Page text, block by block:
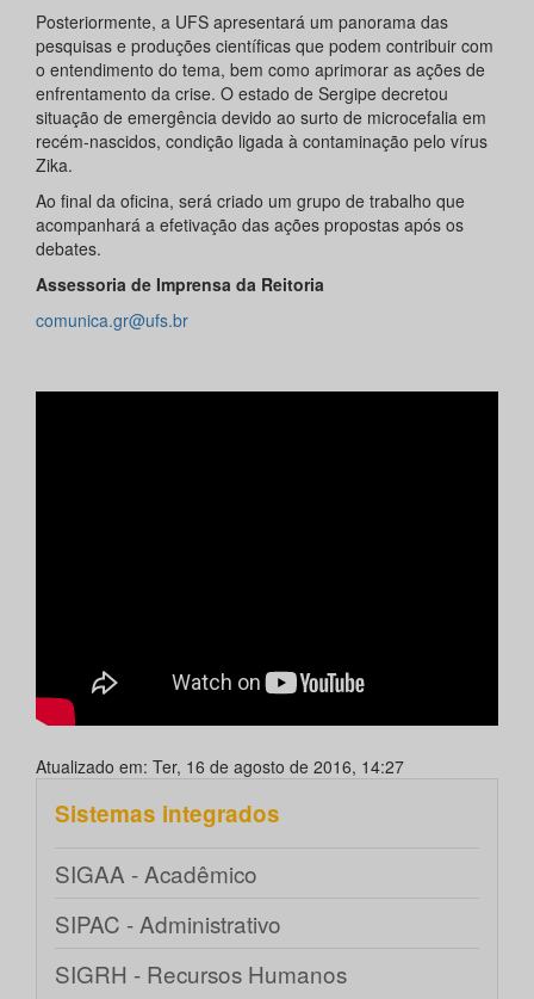
Posteriormente, a UFS apresentará um panorama das
pesquisas e produções científicas que podem contribuir com
o entendimento do tema, bem como aprimorar as ações de
enfrentamento da crise. O estado de Sergipe decretou
situação de emergência devido ao surto de microcefalia em
recém-nascidos, condição ligada à contaminação pelo vírus
Zika.
Ao final da oficina, será criado um grupo de trabalho que
acompanhará a efetivação das ações propostas após os
debates.
Assessoria de Imprensa da Reitoria
comunica.gr@ufs.br
Atualizado em: Ter, 16 de agosto de 2016, 14:27
Sistemas integrados
SIGAA - Acadêmico
SIPAC - Administrativo
SIGRH - Recursos Humanos